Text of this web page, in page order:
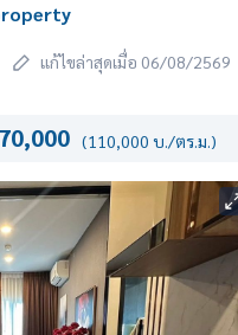
แก้ไขล่าสุดเมื่อ 06/08/2569
(110,000 บ./ตร.ม.)